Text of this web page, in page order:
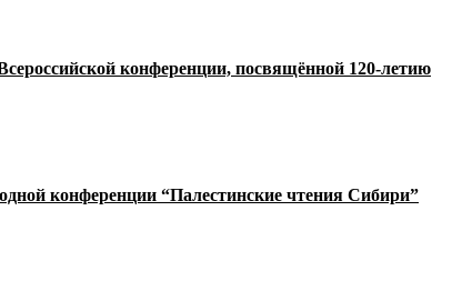
конференции, посвящённой 120-летию
конференции “Палестинские чтения Сибири”